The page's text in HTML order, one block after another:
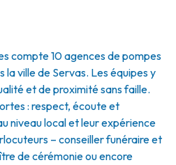
compte 10 agences de pompes
ville de Servas. Les équipes y
et de proximité sans faille.
: respect, écoute et
niveau local et leur expérience
– conseiller funéraire et
de cérémonie ou encore